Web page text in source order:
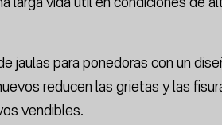
jaulas para ponedoras con un
reducen las grietas y las
vendibles.